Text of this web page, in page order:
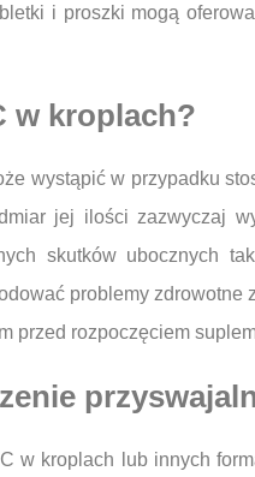
i proszki mogą
w kroplach?
wystąpić w przypadku
jej ilości zazwyczaj
skutków ubocznych
problemy
przed rozpoczęciem
w kroplach lub innych